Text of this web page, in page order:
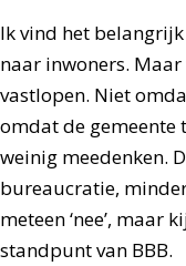
Ik vind het
naar inwoners.
vastlopen. Niet
omdat de gemeente
weinig meedenken.
bureaucratie,
meteen ‘nee’, maar
standpunt van BBB.